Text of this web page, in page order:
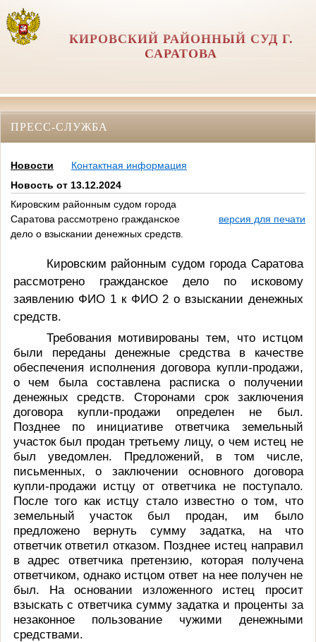
КИРОВСКИЙ РАЙОННЫЙ СУД Г.
САРАТОВА
ПРЕСС-СЛУЖБА
Новости
Контактная информация
Новость от 13.12.2024
Кировским районным судом города
Саратова рассмотрено гражданское
дело о взыскании денежных средств.
версия для печати
Кировским районным судом города Саратова
рассмотрено гражданское дело по исковому
заявлению ФИО 1 к ФИО 2 о взыскании денежных
средств.
Требования мотивированы тем, что истцом
были переданы денежные средства в качестве
обеспечения исполнения договора купли-продажи,
о чем была составлена расписка о получении
денежных средств. Сторонами срок заключения
договора купли-продажи определен не был.
Позднее по инициативе ответчика земельный
участок был продан третьему лицу, о чем истец не
был уведомлен. Предложений, в том числе,
письменных, о заключении основного договора
купли-продажи истцу от ответчика не поступало.
После того как истцу стало известно о том, что
земельный участок был продан, им было
предложено вернуть сумму задатка, на что
ответчик ответил отказом. Позднее истец направил
в адрес ответчика претензию, которая получена
ответчиком, однако истцом ответ на нее получен не
был. На основании изложенного истец просит
взыскать с ответчика сумму задатка и проценты за
незаконное пользование чужими денежными
средствами.